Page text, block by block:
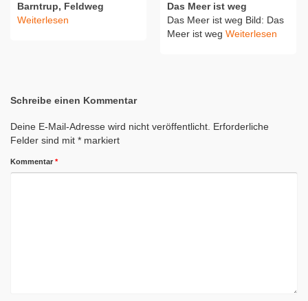
Barntrup, Feldweg
Weiterlesen
Das Meer ist weg
Das Meer ist weg Bild: Das
Meer ist weg Weiterlesen
Schreibe einen Kommentar
Deine E-Mail-Adresse wird nicht veröffentlicht. Erforderliche
Felder sind mit * markiert
Kommentar *